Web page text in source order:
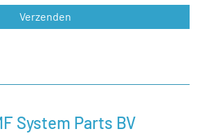
System Parts BV